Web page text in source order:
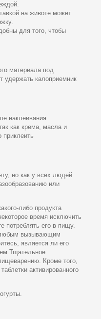
на животе может
для того, чтобы
материала под
удержать калоприемник
наклеивания
как крема, масла и
приклеить
но как у всех людей
или
либо продукта
время исключить
потреблять его в пищу.
любым вызывающим
является ли его
Кроме того,
активированного